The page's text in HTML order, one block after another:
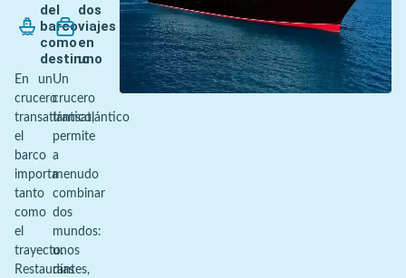
del
barco
como
destino
En un
crucero
transatlántico,
el
barco
importa
tanto
como
el
trayecto.
Restaurantes,
dos
viajes
en
uno
Un
crucero
transatlántico
permite
a
menudo
combinar
dos
mundos:
unos
días